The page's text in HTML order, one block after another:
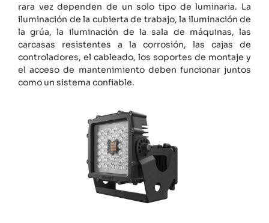
rara vez dependen de un solo tipo de luminaria. La
iluminación de la cubierta de trabajo, la iluminación de
la grúa, la iluminación de la sala de máquinas, las
carcasas resistentes a la corrosión, las cajas de
controladores, el cableado, los soportes de montaje y
el acceso de mantenimiento deben funcionar juntos
como un sistema confiable.